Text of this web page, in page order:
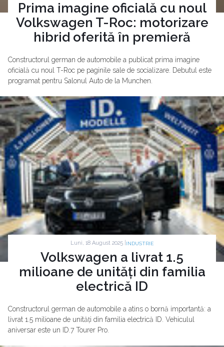
Prima imagine oficială cu noul
Volkswagen T-Roc: motorizare
hibrid oferită în premieră
Constructorul german de automobile a publicat prima imagine
oficială cu noul T-Roc pe paginile sale de socializare. Debutul este
programat pentru Salonul Auto de la Munchen.
Luni, 18 August 2025 | INDUSTRIE
Volkswagen a livrat 1.5
milioane de unități din familia
electrică ID
Constructorul german de automobile a atins o bornă importantă: a
livrat 1.5 milioane de unități din familia electrică ID. Vehiculul
aniversar este un ID.7 Tourer Pro.